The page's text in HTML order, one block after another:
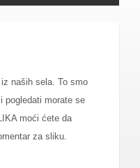
naših sela. To smo
pogledati morate se
moći ćete da
za sliku.